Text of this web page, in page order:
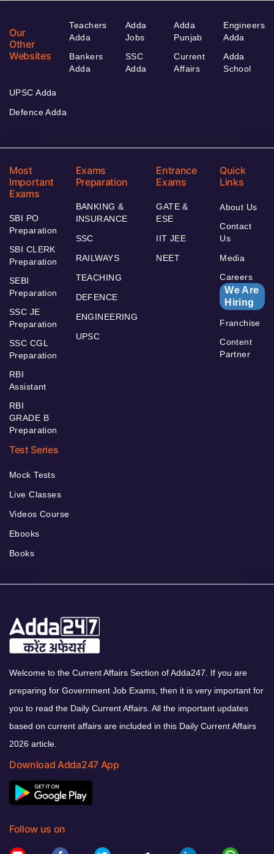
Our
Other
Websites
Teachers
Adda
Bankers
Adda
Adda
Jobs
SSC
Adda
Adda
Punjab
Current
Affairs
Engineers
Adda
Adda
School
UPSC Adda
Defence Adda
Most
Important
Exams
SBI PO
Preparation
SBI CLERK
Preparation
SEBI
Preparation
SSC JE
Preparation
SSC CGL
Preparation
RBI
Assistant
RBI
GRADE B
Preparation
Exams
Preparation
BANKING &
INSURANCE
SSC
RAILWAYS
TEACHING
DEFENCE
ENGINEERING
UPSC
Entrance
Exams
GATE &
ESE
IIT JEE
NEET
Quick
Links
About Us
Contact
Us
Media
Careers
We Are
Hiring
Franchise
Content
Partner
Test Series
Mock Tests
Live Classes
Videos Course
Ebooks
Books
Welcome to the Current Affairs Section of Adda247. If you are
preparing for Government Job Exams, then it is very important for
you to read the Daily Current Affairs. All the important updates
based on current affairs are included in this Daily Current Affairs
2026 article.
Download Adda247 App
Follow us on